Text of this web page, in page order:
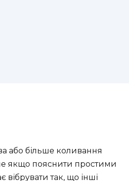
або більше коливання
якщо пояснити простими
так, що інші